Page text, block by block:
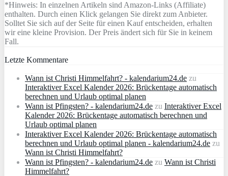
*Hinweis: In einzelnen Artikeln sind Amazon-Links (Affiliate)
enthalten. Durch einen Klick gelangen Sie direkt zum Anbieter.
Solltet Sie sich auf der Seite für einen Kauf entscheiden, erhalten
wir eine kleine Provision. Der Preis ändert sich für Sie in keinem
Fall.
Letzte Kommentare
Wann ist Christi Himmelfahrt? - kalendarium24.de zu
Interaktiver Excel Kalender 2026: Brückentage automatisch
berechnen und Urlaub optimal planen
Wann ist Pfingsten? - kalendarium24.de zu Interaktiver Excel
Kalender 2026: Brückentage automatisch berechnen und
Urlaub optimal planen
Interaktiver Excel Kalender 2026: Brückentage automatisch
berechnen und Urlaub optimal planen - kalendarium24.de zu
Wann ist Christi Himmelfahrt?
Wann ist Pfingsten? - kalendarium24.de zu Wann ist Christi
Himmelfahrt?